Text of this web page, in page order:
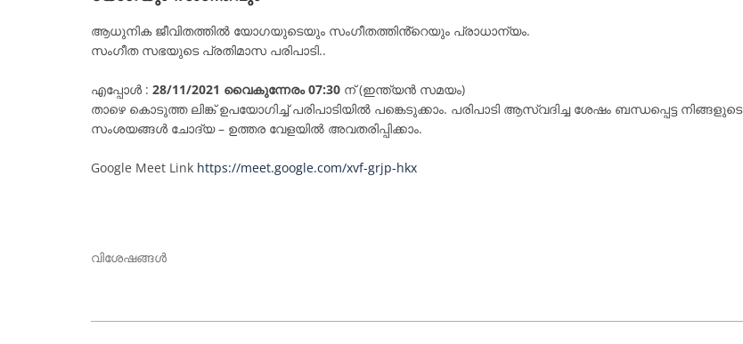
ആധുനിക ജീവിതത്തിൽ യോഗയുടെയും സംഗീതത്തിൻ്റെയും പ്രാധാന്യം.
സംഗീത സഭയുടെ പ്രതിമാസ പരിപാടി..
എപ്പോൾ : 28/11/2021 വൈകുന്നേരം 07:30 ന് (ഇന്ത്യൻ സമയം)
താഴെ കൊടുത്ത ലിങ്ക് ഉപയോഗിച്ച് പരിപാടിയിൽ പങ്കെടുക്കാം. പരിപാടി ആസ്വദിച്ച ശേഷം ബന്ധപ്പെട്ട നിങ്ങളുടെ
സംശയങ്ങൾ ചോദ്യ – ഉത്തര വേളയിൽ അവതരിപ്പിക്കാം.
Google Meet Link https://meet.google.com/xvf-grjp-hkx
വിശേഷങ്ങൾ